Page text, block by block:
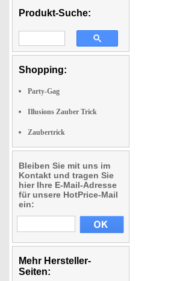
Produkt-Suche:
Shopping:
Party-Gag
Illusions Zauber Trick
Zaubertrick
Bleiben Sie mit uns im
Kontakt und tragen Sie
hier Ihre E-Mail-Adresse
für unsere HotPrice-Mail
ein:
Mehr Hersteller-
Seiten: